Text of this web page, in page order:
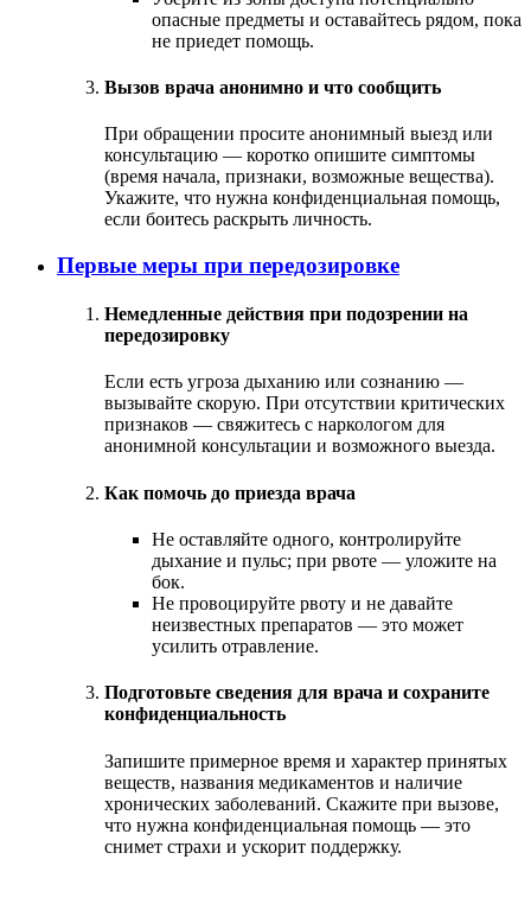
опасные предметы и оставайтесь рядом, пока
не приедет помощь.
Вызов врача анонимно и что сообщить
При обращении просите анонимный выезд или
консультацию — коротко опишите симптомы
(время начала, признаки, возможные вещества).
Укажите, что нужна конфиденциальная помощь,
если боитесь раскрыть личность.
Первые меры при передозировке
Немедленные действия при подозрении на
передозировку
Если есть угроза дыханию или сознанию —
вызывайте скорую. При отсутствии критических
признаков — свяжитесь с наркологом для
анонимной консультации и возможного выезда.
Как помочь до приезда врача
Не оставляйте одного, контролируйте
дыхание и пульс; при рвоте — уложите на
бок.
Не провоцируйте рвоту и не давайте
неизвестных препаратов — это может
усилить отравление.
Подготовьте сведения для врача и сохраните
конфиденциальность
Запишите примерное время и характер принятых
веществ, названия медикаментов и наличие
хронических заболеваний. Скажите при вызове,
что нужна конфиденциальная помощь — это
снимет страхи и ускорит поддержку.